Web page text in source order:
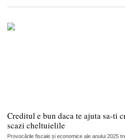
Creditul e bun daca te ajuta sa-ti
scazi cheltuielile
Provocările fiscale și economice ale anului 2025